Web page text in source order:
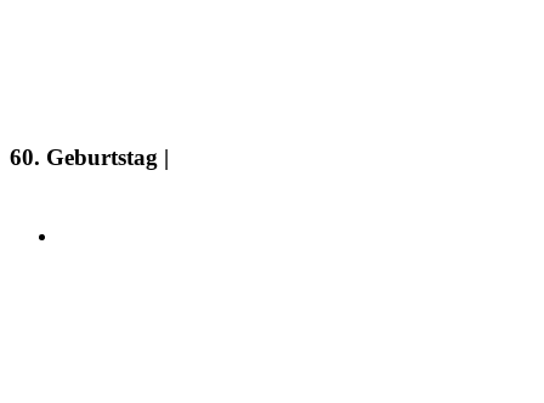
60. Geburtstag |